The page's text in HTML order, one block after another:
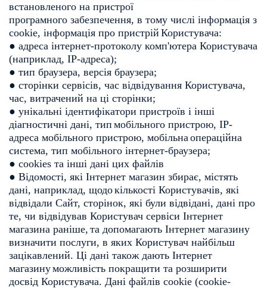
встановленого на пристрої
програмного забезпечення, в тому числі інформація з
cookie, інформація про пристрій Користувача:
● адреса інтернет-протоколу комп'ютера Користувача
(наприклад, IP-адреса);
● тип браузера, версія браузера;
● cторінки сервісів, час відвідування Користувача,
час, витрачений на ці сторінки;
● унікальні ідентифікатори пристроїв і інші
діагностичні дані, тип мобільного пристрою, IP-
адреса мобільного пристрою, мобільнаопераційна
система, тип мобільного інтернет-браузера;
● cookies та інші дані цих файлів
● Відомості, які Інтернет магазин збирає, містять
дані, наприклад, щодокількості Користувачів, які
відвідали Сайт, сторінок, які були відвідані, дані про
те, чи відвідував Користувач сервіси Інтернет
магазина раніше, та допомагають Інтернет магазину
визначити послуги, в яких Користувач найбільш
зацікавлений. Ці дані також дають Інтернет
магазинуможливість покращити та розширити
досвід Користувача. Дані файлів cookie (сookie-